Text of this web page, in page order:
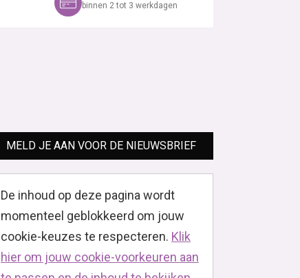
binnen 2 tot 3 werkdagen
MELD JE AAN VOOR DE NIEUWSBRIEF
De inhoud op deze pagina wordt
momenteel geblokkeerd om jouw
cookie-keuzes te respecteren. Klik
hier om jouw cookie-voorkeuren aan